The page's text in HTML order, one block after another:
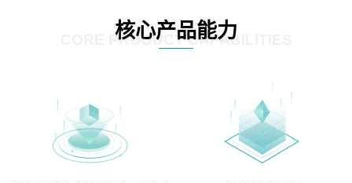
核心产品能力
CORE PRODUCT CAPABILITIES